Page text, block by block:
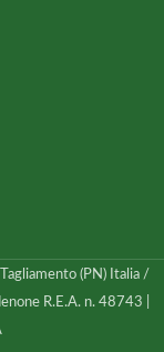
(PN) Italia /
R.E.A. n. 48743 |